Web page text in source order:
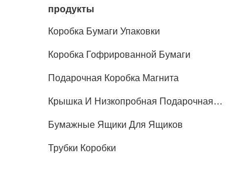
продукты
Коробка Бумаги Упаковки
Коробка Гофрированной Бумаги
Подарочная Коробка Магнита
Крышка И Низкопробная Подарочная
Бумажные Ящики Для Ящиков
Трубки Коробки